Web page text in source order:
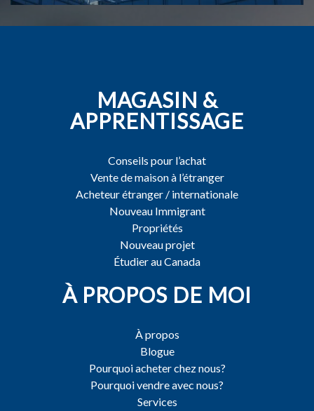
MAGASIN &
APPRENTISSAGE
Conseils pour l’achat
Vente de maison à l’étranger
Acheteur étranger / internationale
Nouveau Immigrant
Propriétés
Nouveau projet
Étudier au Canada
À PROPOS DE MOI
À propos
Blogue
Pourquoi acheter chez nous?
Pourquoi vendre avec nous?
Services